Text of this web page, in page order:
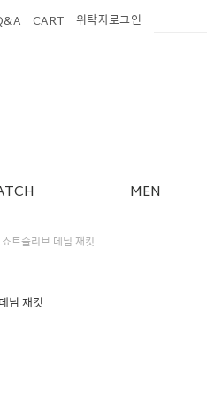
CART 위탁자로그인
MEN
트슬리브 데님 재킷
님 재킷